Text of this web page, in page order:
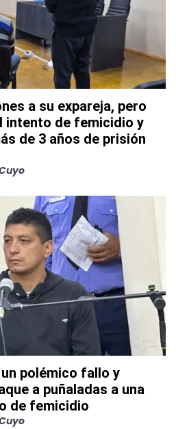
a su expareja, pero
intento de femicidio y
de 3 años de prisión
polémico fallo y
a puñaladas a una
de femicidio